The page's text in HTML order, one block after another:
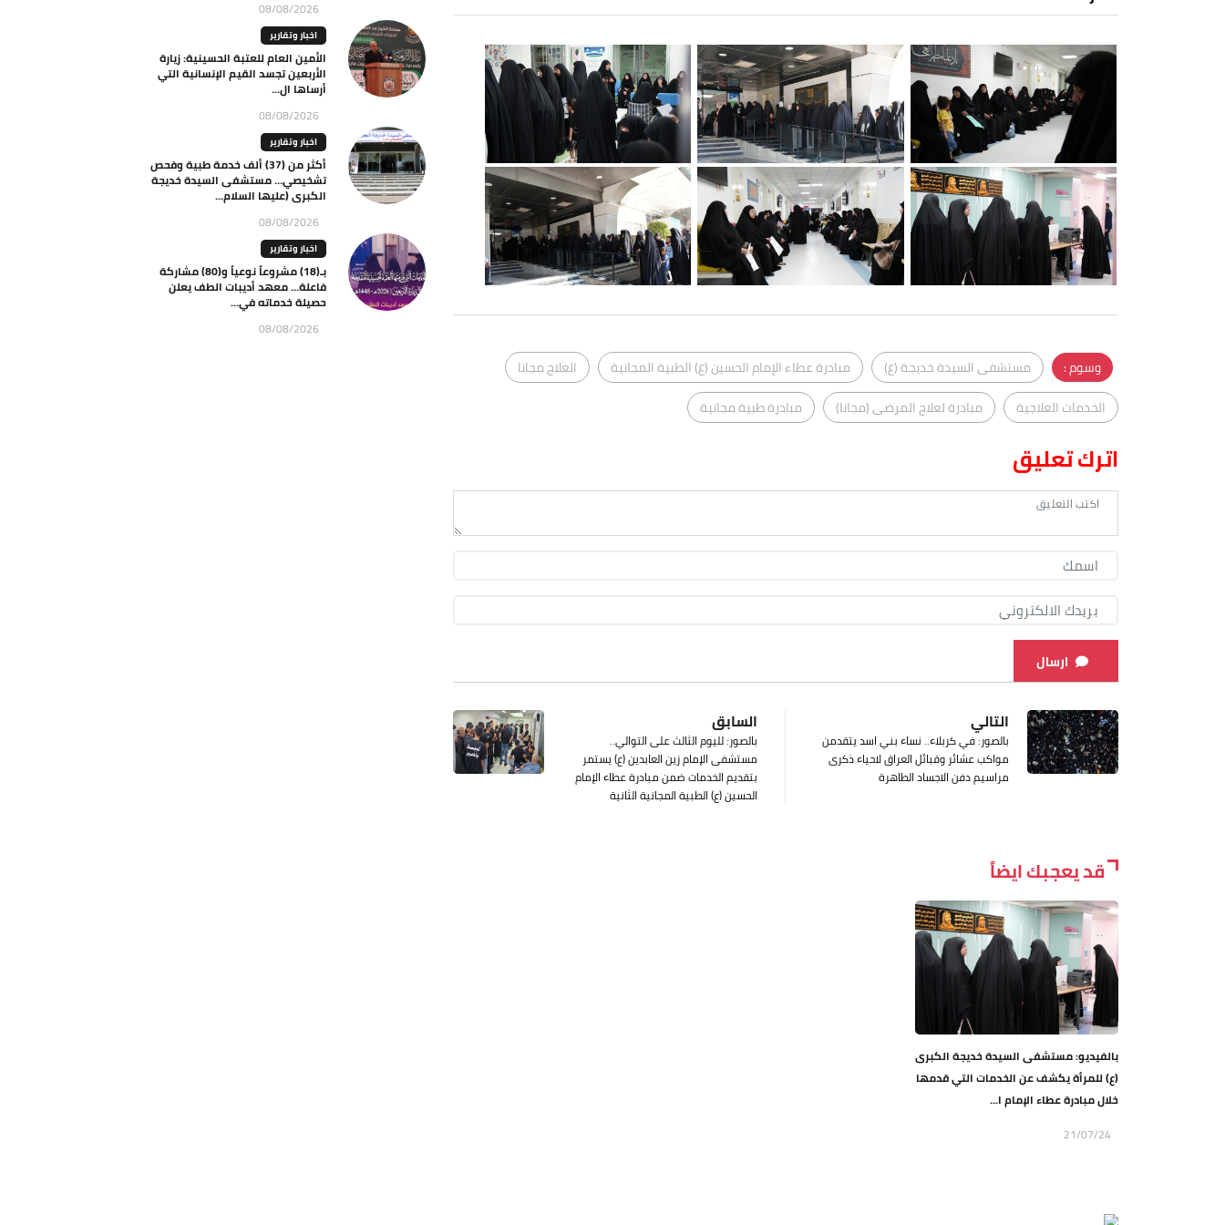
وسوم : مستشفى السيدة خديجة (ع) مبادرة عطاء الإمام الحسين (ع) الطبية المجانية
العلاج مجانا
الخدمات العلاجية
مبادرة لعلاج المرضى (مجانا) مبادرة طبية مجانية
اترك تعليق
ارسال
السابق
بالصور: لليوم الثالث على التوالي..
مستشفى الإمام زين العابدين (ع) يستمر
بتقديم الخدمات ضمن مبادرة عطاء الإمام
الحسين (ع) الطبية المجانية الثانية
التالي
بالصور: في كربلاء.. نساء بني اسد يتقدمن
مواكب عشائر وقبائل العراق لاحياء ذكرى
مراسيم دفن الاجساد الطاهرة
قد يعجبك ايضاً
بالفيديو: مستشفى السيدة خديجة الكبرى
(ع) للمرأة يكشف عن الخدمات التي قدمها
خلال مبادرة عطاء الإمام ا...
21/07/24
08/08/2026
اخبار وتقارير
الأمين العام للعتبة الحسينية: زيارة
الأربعين تجسد القيم الإنسانية التي
أرساها ال...
08/08/2026
اخبار وتقارير
أكثر من (37) ألف خدمة طبية وفحص
تشخيصي… مستشفى السيدة خديجة
الكبرى (عليها السلام...
08/08/2026
اخبار وتقارير
بـ(18) مشروعاً نوعياً و(80) مشاركة
فاعلة… معهد أديبات الطف يعلن
حصيلة خدماته في...
08/08/2026